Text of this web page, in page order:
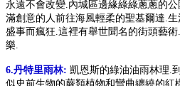
永遠不會改變.內城區邊緣綠綠蔥蔥的
滿創意的人前往海風輕柔的聖基爾達.
盛事而瘋狂.這裡有舉世聞名的街頭藝
樂.
6.丹特里雨林: 凱恩斯的綠油油雨林理.
似史前生物的蕨類植物和彎曲纏繞的紅